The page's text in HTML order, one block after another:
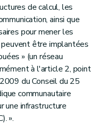
de calcul, les
ainsi que
pour mener les
peuvent être implantées
» (un réseau
à l'article 2, point
du Conseil du 25
communautaire
une infrastructure
».